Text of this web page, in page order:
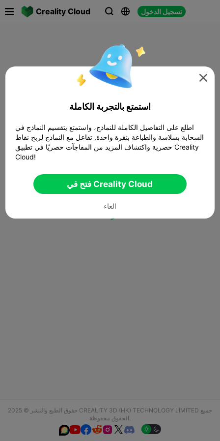
Creality Cloud   تسجيل الدخول
حقوق الطبع والنشر © 2025 CREALITY 3D (HK) TECHNOLOGY LIMITED جميع
الحقوق محفوظة.
  

استمتع بالتجربة الكاملة
اطلع على التفاصيل الكاملة للنماذج، واستمتع بتقسيم النماذج في
السحابة بسلاسة والطباعة بنقرة واحدة. تفاعل مع النماذج لربح نقاط
حصرية واكتشاف المزيد من المفاجآت حصريًا في تطبيق Creality
Cloud!
فتح في Creality Cloud
الغاء